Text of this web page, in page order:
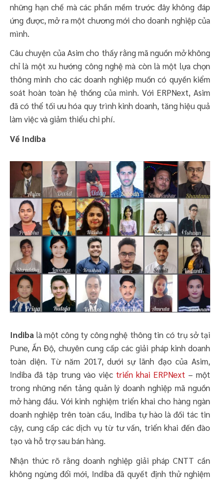
những hạn chế mà các phần mềm trước đây không đáp
ứng được, mở ra một chương mới cho doanh nghiệp của
mình.
Câu chuyện của Asim cho thấy rằng mã nguồn mở không
chỉ là một xu hướng công nghệ mà còn là một lựa chọn
thông minh cho các doanh nghiệp muốn có quyền kiểm
soát hoàn toàn hệ thống của mình. Với ERPNext, Asim
đã có thể tối ưu hóa quy trình kinh doanh, tăng hiệu quả
làm việc và giảm thiểu chi phí.
Về Indiba
Indiba là một công ty công nghệ thông tin có trụ sở tại
Pune, Ấn Độ, chuyên cung cấp các giải pháp kinh doanh
toàn diện. Từ năm 2017, dưới sự lãnh đạo của Asim,
Indiba đã tập trung vào việc triển khai ERPNext – một
trong những nền tảng quản lý doanh nghiệp mã nguồn
mở hàng đầu. Với kinh nghiệm triển khai cho hàng ngàn
doanh nghiệp trên toàn cầu, Indiba tự hào là đối tác tin
cậy, cung cấp các dịch vụ từ tư vấn, triển khai đến đào
tạo và hỗ trợ sau bán hàng.
Nhận thức rõ rằng doanh nghiệp giải pháp CNTT cần
không ngừng đổi mới, Indiba đã quyết định thử nghiệm